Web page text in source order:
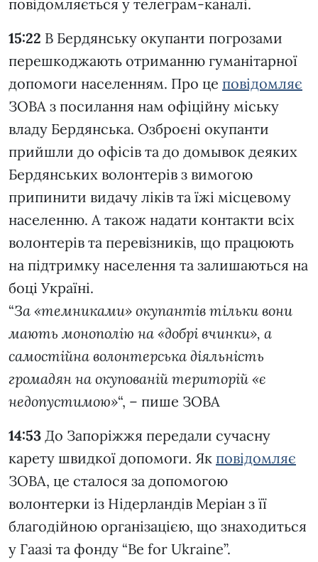
повідомляється у телеграм-каналі.
15:22 В Бердянську окупанти погрозами
перешкоджають отриманню гуманітарної
допомоги населенням. Про це повідомляє
ЗОВА з посилання нам офіційну міську
владу Бердянська. Озброєні окупанти
прийшли до офісів та до домывок деяких
Бердянських волонтерів з вимогою
припинити видачу ліків та їжі місцевому
населенню. А також надати контакти всіх
волонтерів та перевізників, що працюють
на підтримку населення та залишаються на
боці Україні.
“За «темниками» окупантів тільки вони
мають монополію на «добрі вчинки», а
самостійна волонтерська діяльність
громадян на окупованій територій «є
недопустимою»“, – пише ЗОВА
14:53 До Запоріжжя передали сучасну
карету швидкої допомоги. Як повідомляє
ЗОВА, це сталося за допомогою
волонтерки із Нідерландів Меріан з її
благодійною організацією, що знаходиться
у Гаазі та фонду “Be for Ukraine”.